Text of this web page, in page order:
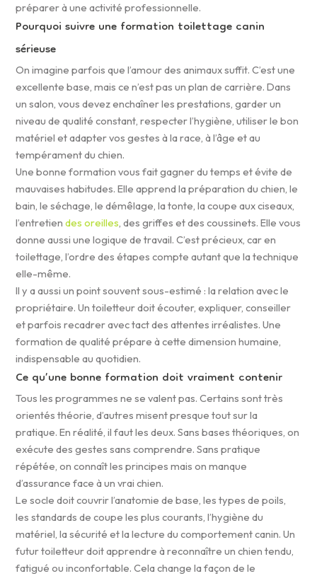
préparer à une activité professionnelle.
Pourquoi suivre une formation toilettage canin
sérieuse
On imagine parfois que l’amour des animaux suffit. C’est une
excellente base, mais ce n’est pas un plan de carrière. Dans
un salon, vous devez enchaîner les prestations, garder un
niveau de qualité constant, respecter l’hygiène, utiliser le bon
matériel et adapter vos gestes à la race, à l’âge et au
tempérament du chien.
Une bonne formation vous fait gagner du temps et évite de
mauvaises habitudes. Elle apprend la préparation du chien, le
bain, le séchage, le démêlage, la tonte, la coupe aux ciseaux,
l’entretiendes oreilles, des griffes et des coussinets. Elle vous
donne aussi une logique de travail. C’est précieux, car en
toilettage, l’ordre des étapes compte autant que la technique
elle-même.
Il y a aussi un point souvent sous-estimé : la relation avec le
propriétaire. Un toiletteur doit écouter, expliquer, conseiller
et parfois recadrer avec tact des attentes irréalistes. Une
formation de qualité prépare à cette dimension humaine,
indispensable au quotidien.
Ce qu’une bonne formation doit vraiment contenir
Tous les programmes ne se valent pas. Certains sont très
orientés théorie, d’autres misent presque tout sur la
pratique. En réalité, il faut les deux. Sans bases théoriques, on
exécute des gestes sans comprendre. Sans pratique
répétée, on connaît les principes mais on manque
d’assurance face à un vrai chien.
Le socle doit couvrir l’anatomie de base, les types de poils,
les standards de coupe les plus courants, l’hygiène du
matériel, la sécurité et la lecture du comportement canin. Un
futur toiletteur doit apprendre à reconnaître un chien tendu,
fatigué ou inconfortable. Cela change la façon de le